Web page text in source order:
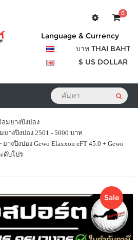
0
Language & Currency
บาท THAI BAHT
$ US DOLLAR
มยางปิงปอง
างปิงปอง 2501 - 5000 บาท
างปิงปอง Gewo Elaxxon eFT 45.0 + Gewo
ดับโปร
Sale